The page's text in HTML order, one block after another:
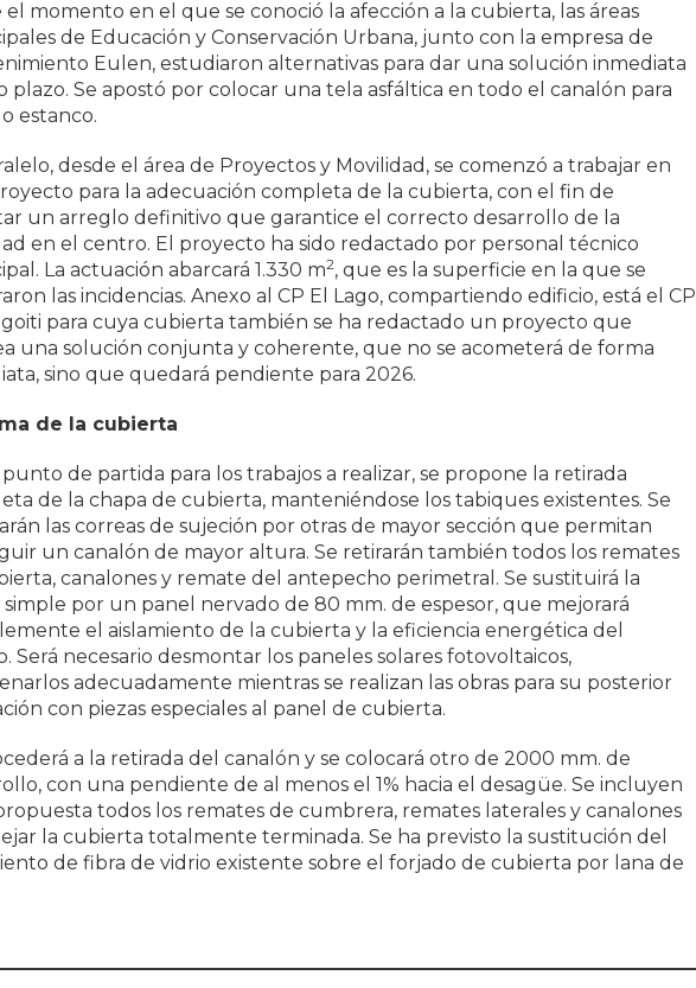
el momento en el que se conoció la afección a la cubierta, las áreas
de Educación y Conservación Urbana, junto con la empresa de
Eulen, estudiaron alternativas para dar una solución inmediata
plazo. Se apostó por colocar una tela asfáltica en todo el canalón para
estanco.
desde el área de Proyectos y Movilidad, se comenzó a trabajar en
para la adecuación completa de la cubierta, con el fin de
un arreglo definitivo que garantice el correcto desarrollo de la
en el centro. El proyecto ha sido redactado por personal técnico
La actuación abarcará 1.330 m2, que es la superficie en la que se
las incidencias. Anexo al CP El Lago, compartiendo edificio, está el CP
para cuya cubierta también se ha redactado un proyecto que
una solución conjunta y coherente, que no se acometerá de forma
sino que quedará pendiente para 2026.
de la cubierta
de partida para los trabajos a realizar, se propone la retirada
de la chapa de cubierta, manteniéndose los tabiques existentes. Se
las correas de sujeción por otras de mayor sección que permitan
un canalón de mayor altura. Se retirarán también todos los remates
canalones y remate del antepecho perimetral. Se sustituirá la
simple por un panel nervado de 80 mm. de espesor, que mejorará
el aislamiento de la cubierta y la eficiencia energética del
Será necesario desmontar los paneles solares fotovoltaicos,
adecuadamente mientras se realizan las obras para su posterior
con piezas especiales al panel de cubierta.
a la retirada del canalón y se colocará otro de 2000 mm. de
con una pendiente de al menos el 1% hacia el desagüe. Se incluyen
todos los remates de cumbrera, remates laterales y canalones
la cubierta totalmente terminada. Se ha previsto la sustitución del
de fibra de vidrio existente sobre el forjado de cubierta por lana de